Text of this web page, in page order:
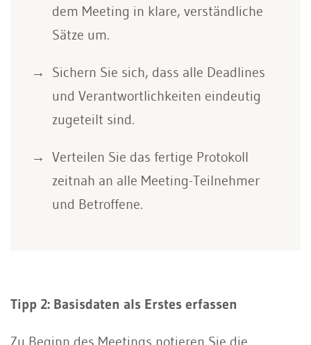
dem Meeting in klare, verständliche
Sätze um.
Sichern Sie sich, dass alle Deadlines
und Verantwortlichkeiten eindeutig
zugeteilt sind.
Verteilen Sie das fertige Protokoll
zeitnah an alle Meeting-Teilnehmer
und Betroffene.
Tipp 2: Basisdaten als Erstes erfassen
Zu Beginn des Meetings notieren Sie die